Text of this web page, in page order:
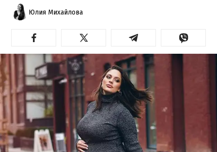
Юлия Михайлова